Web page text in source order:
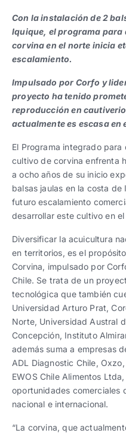
Ver todo
progresivos de
Ver todos
Con la instalación de 2
Iquique, el programa
corvina en el norte inicia
escalamiento.
Impulsado por Corfo y
proyecto ha tenido
reproducción en
actualmente es escasa en
El Programa integrado
cultivo de corvina enfrenta
a ocho años de su inicio
balsas jaulas en la costa
futuro escalamiento
desarrollar este cultivo en
Diversificar la acuicultura
en territorios, es el
Corvina, impulsado por
Chile. Se trata de un
tecnológica que también
Universidad Arturo Prat,
Norte, Universidad Austral
Concepción, Instituto
además suma a empresas
ADL Diagnostic Chile,
EWOS Chile Alimentos
oportunidades comerciales
nacional e internacional.
“La corvina, que